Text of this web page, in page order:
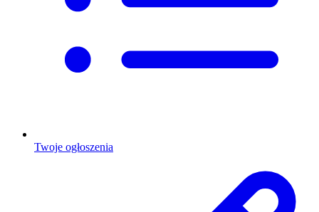
Twoje ogłoszenia